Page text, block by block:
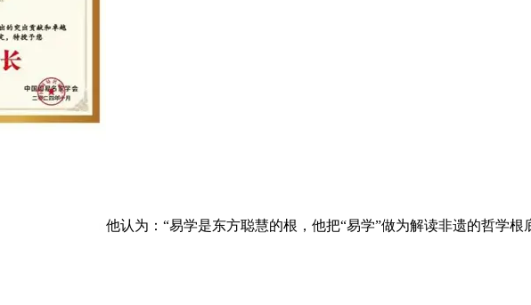
他认为：“易学是东方聪慧的根，他把“易学”做为解读非遗的哲学根